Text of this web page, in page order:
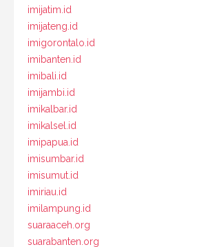
imijatim.id
imijateng.id
imigorontalo.id
imibanten.id
imibali.id
imijambi.id
imikalbar.id
imikalsel.id
imipapua.id
imisumbar.id
imisumut.id
imiriau.id
imilampung.id
suaraaceh.org
suarabanten.org